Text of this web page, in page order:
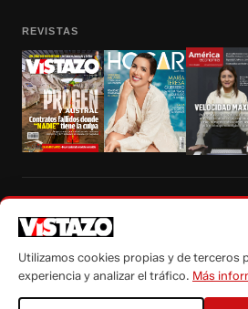
REVISTAS
autorización escrita de su titular, de todos los
Utilizamos cookies propias y de terceros
experiencia y analizar el tráfico. Más